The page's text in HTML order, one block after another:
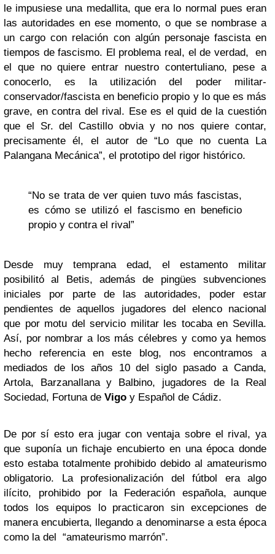
le impusiese una medallita, que era lo normal pues eran
las autoridades en ese momento, o que se nombrase a
un cargo con relación con algún personaje fascista en
tiempos de fascismo. El problema real, el de verdad, en
el que no quiere entrar nuestro contertuliano, pese a
conocerlo, es la utilización del poder militar-
conservador/fascista en beneficio propio y lo que es más
grave, en contra del rival. Ese es el quid de la cuestión
que el Sr. del Castillo obvia y no nos quiere contar,
precisamente él, el autor de “Lo que no cuenta La
Palangana Mecánica”, el prototipo del rigor histórico.
“No se trata de ver quien tuvo más fascistas,
es cómo se utilizó el fascismo en beneficio
propio y contra el rival”
Desde muy temprana edad, el estamento militar
posibilitó al Betis, además de pingües subvenciones
iniciales por parte de las autoridades, poder estar
pendientes de aquellos jugadores del elenco nacional
que por motu del servicio militar les tocaba en Sevilla.
Así, por nombrar a los más célebres y como ya hemos
hecho referencia en este blog, nos encontramos a
mediados de los años 10 del siglo pasado a Canda,
Artola, Barzanallana y Balbino, jugadores de la Real
Sociedad, Fortuna de Vigo y Español de Cádiz.
De por sí esto era jugar con ventaja sobre el rival, ya
que suponía un fichaje encubierto en una época donde
esto estaba totalmente prohibido debido al amateurismo
obligatorio. La profesionalización del fútbol era algo
ilícito, prohibido por la Federación española, aunque
todos los equipos lo practicaron sin excepciones de
manera encubierta, llegando a denominarse a esta época
como la del “amateurismo marrón”.